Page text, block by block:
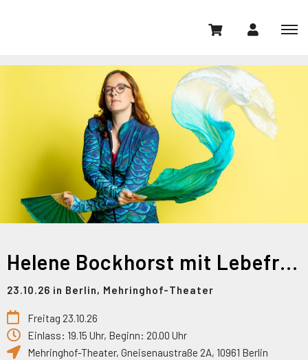
Helene Bockhorst mit Lebefrau
23.10.26 in Berlin, Mehringhof-Theater
Freitag 23.10.26
Einlass: 19.15 Uhr, Beginn: 20.00 Uhr
Mehringhof-Theater, Gneisenaustraße 2A, 10961 Berlin